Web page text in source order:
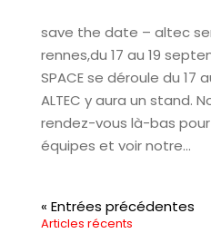
save the date – altec
rennes,du 17 au 19
SPACE se déroule du 17
ALTEC y aura un stand.
rendez-vous là-bas
équipes et voir notre...
« Entrées précédentes
Articles récents